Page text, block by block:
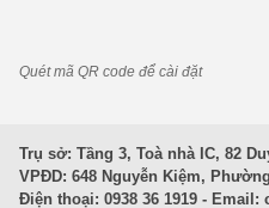
Quét mã QR code để cài đặt
Trụ sở: Tầng 3, Toà nhà IC, 82
VPĐD: 648 Nguyễn Kiệm,
Điện thoại: 0938 36 1919 - Email: